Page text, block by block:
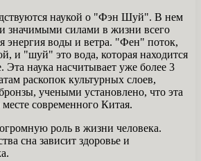
наукой о "Фэн Шуй". В нем
значимыми силами в жизни всего
энергия воды и ветра. "Фен" поток,
и "шуй" это вода, которая находится
Эта наука насчитывает уже более 3
раскопок культурных слоев,
учеными установлено, что эта
современного Китая.
роль в жизни человека.
сна зависит здоровье и